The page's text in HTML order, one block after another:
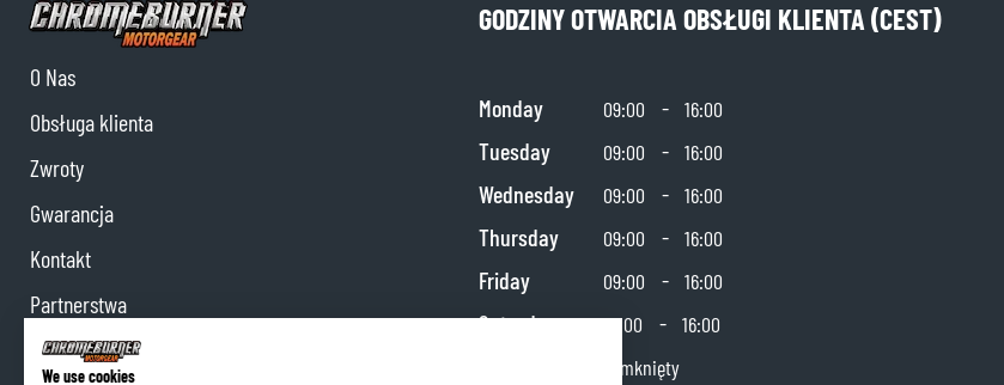
O Nas
Obsługa klienta
Zwroty
Gwarancja
Kontakt
Partnerstwa
Program partnerski
GODZINY OTWARCIA OBSŁUGI KLIENTA (CEST)
Monday 09:00 - 16:00
Tuesday 09:00 - 16:00
Wednesday 09:00 - 16:00
Thursday 09:00 - 16:00
Friday 09:00 - 16:00
Saturday 10:00 - 16:00
Zamknięty
We use cookies